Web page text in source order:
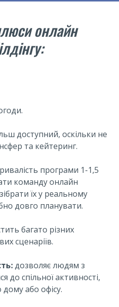
онлайн
доступний, оскільки не
та кейтеринг.
програми 1-1,5
команду онлайн
їх у реальному
довго планувати.
багато різних
сценаріїв.
дозволяє людям з
до спільної активності,
або офісу.